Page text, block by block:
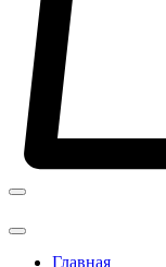
Главная